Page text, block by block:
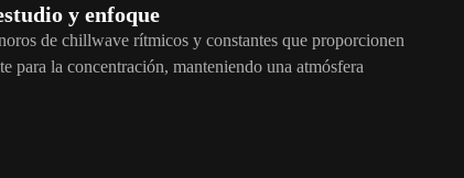
y enfoque
de chillwave rítmicos y constantes que proporcionen
para la concentración, manteniendo una atmósfera